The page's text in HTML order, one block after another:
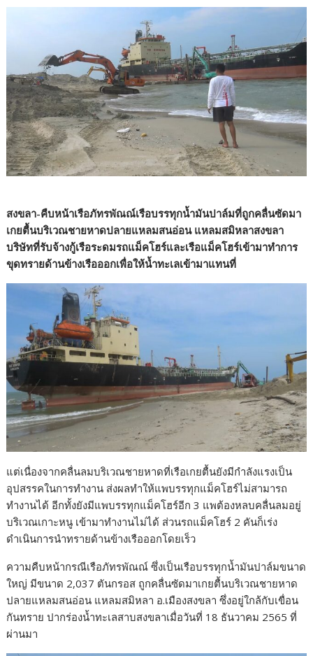
สงขลา-คืบหน้าเรือภัทรพัณณ์เรือบรรทุกน้ำมันปาล์มที่ถูกคลื่นซัดมา
เกยตื้นบริเวณชายหาดปลายแหลมสนอ่อน แหลมสมิหลาสงขลา
บริษัทที่รับจ้างกู้เรือระดมรถแม็คโฮร์และเรือแม็คโฮร์เข้ามาทำการ
ขุดทรายด้านข้างเรือออกเพื่อให้น้ำทะเลเข้ามาแทนที่
แต่เนื่องจากคลื่นลมบริเวณชายหาดที่เรือเกยตื้นยังมีกำลังแรงเป็น
อุปสรรคในการทำงาน ส่งผลทำให้แพบรรทุกแม็คโฮร์ไม่สามารถ
ทำงานได้ อีกทั้งยังมีแพบรรทุกแม็คโฮร์อีก 3 แพต้องหลบคลื่นลมอยู่
บริเวณเกาะหนู เข้ามาทำงานไม่ได้ ส่วนรถแม็คโฮร์ 2 คันก็เร่ง
ดำเนินการนำทรายด้านข้างเรือออกโดยเร็ว
ความคืบหน้ากรณีเรือภัทรพัณณ์ ซึ่งเป็นเรือบรรทุกน้ำมันปาล์มขนาด
ใหญ่ มีขนาด 2,037 ตันกรอส ถูกคลื่นซัดมาเกยตื้นบริเวณชายหาด
ปลายแหลมสนอ่อน แหลมสมิหลา อ.เมืองสงขลา ซึ่งอยู่ใกล้กับเขื่อน
กันทราย ปากร่องน้ำทะเลสาบสงขลาเมื่อวันที่ 18 ธันวาคม 2565 ที่
ผ่านมา